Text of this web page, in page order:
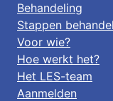
Behandeling
Stappen
Voor wie?
Hoe werkt het?
Het LES-team
Aanmelden